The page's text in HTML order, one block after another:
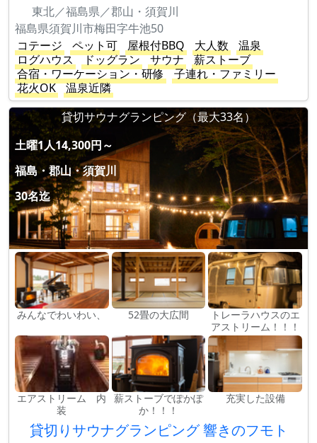
東北／福島県／郡山・須賀川
福島県須賀川市梅田字牛池50
コテージ
ペット可 屋根付BBQ 大人数
温泉
ログハウス
ドッグラン サウナ
薪ストーブ
合宿・ワーケーション・研修
子連れ・ファミリー
花火OK
温泉近隣
貸切サウナグランピング（最大33名）
土曜1人14,300円～
福島・郡山・須賀川
30名迄
みんなでわいわい、 52畳の大広間
トレーラハウスのエ
アストリーム！！！
エアストリーム 内
装
薪ストーブでぽかぽ
か！！！
充実した設備
貸切りサウナグランピング 響きのフモト